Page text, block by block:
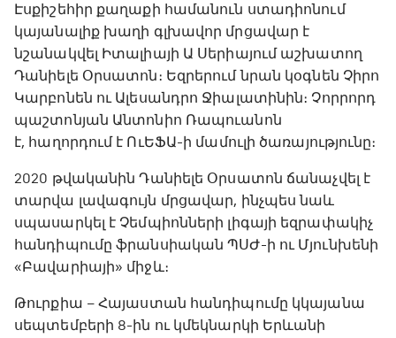
Էսքիշեհիր քաղաքի համանուն ստադիոնում
կայանալիք խաղի գլխավոր մրցավար է
նշանակվել Իտալիայի Ա Սերիայում աշխատող
Դանիելե Օրսատոն։ Եզրերում նրան կօգնեն Չիրո
Կարբոնեն ու Ալեսանդրո Ջիալատինին։ Չորրորդ
պաշտոնյան Անտոնիո Ռապուանոն
է, հաղորդում է ՈւԵՖԱ-ի մամուլի ծառայությունը։
2020 թվականին Դանիելե Օրսատոն ճանաչվել է
տարվա լավագույն մրցավար, ինչպես նաև
սպասարկել է Չեմպիոնների լիգայի եզրափակիչ
հանդիպումը ֆրանսիական ՊՍԺ-ի ու Մյունխենի
«Բավարիայի» միջև։
Թուրքիա – Հայաստան հանդիպումը կկայանա
սեպտեմբերի 8-ին ու կմեկնարկի Երևանի